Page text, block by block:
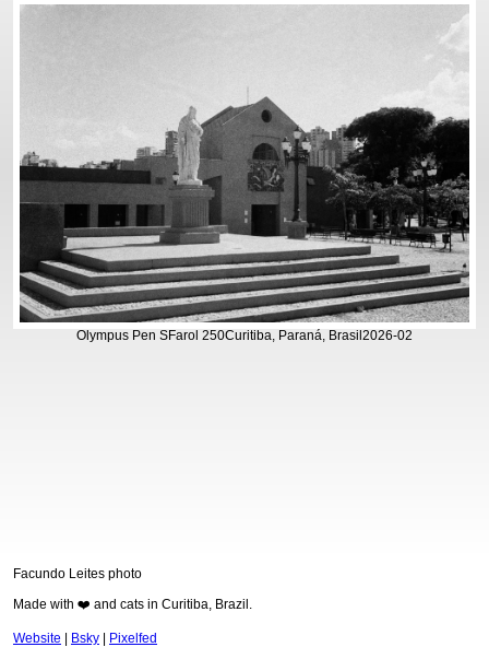
Olympus Pen SFarol 250Curitiba, Paraná, Brasil2026-02
Facundo Leites photo
Made with ❤️ and cats in Curitiba, Brazil.
Website Bsky Pixelfed